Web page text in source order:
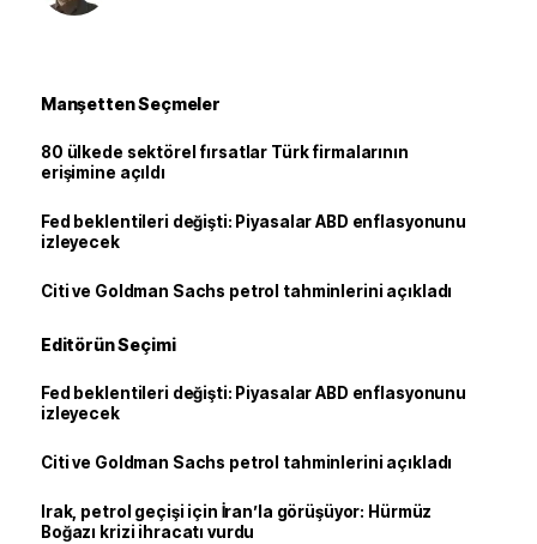
Manşetten Seçmeler
80 ülkede sektörel fırsatlar Türk firmalarının
erişimine açıldı
Fed beklentileri değişti: Piyasalar ABD enflasyonunu
izleyecek
Citi ve Goldman Sachs petrol tahminlerini açıkladı
Editörün Seçimi
Fed beklentileri değişti: Piyasalar ABD enflasyonunu
izleyecek
Citi ve Goldman Sachs petrol tahminlerini açıkladı
Irak, petrol geçişi için İran’la görüşüyor: Hürmüz
Boğazı krizi ihracatı vurdu